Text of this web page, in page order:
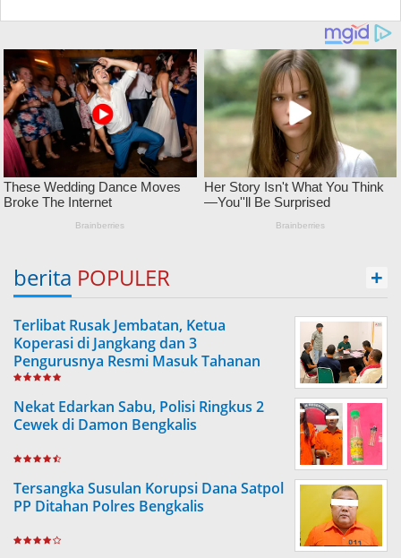
berita POPULER +
Terlibat Rusak Jembatan, Ketua
Koperasi di Jangkang dan 3
Pengurusnya Resmi Masuk Tahanan
Jaksa
Nekat Edarkan Sabu, Polisi Ringkus 2
Cewek di Damon Bengkalis
Tersangka Susulan Korupsi Dana Satpol
PP Ditahan Polres Bengkalis